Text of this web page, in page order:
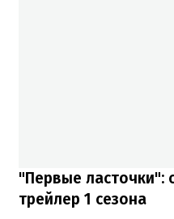
"Первые ласточки":
трейлер 1 сезона